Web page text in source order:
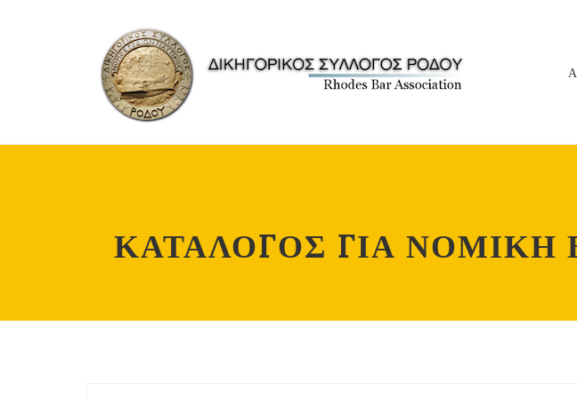
ΚΑΤΑΛΟΓΟΣ ΓΙΑ ΝΟΜΙΚΗ